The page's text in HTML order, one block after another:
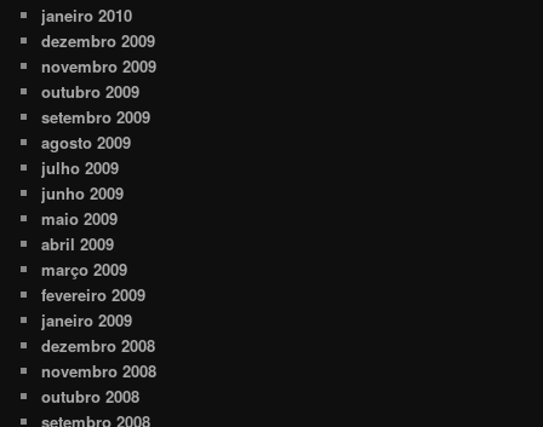
janeiro 2010
dezembro 2009
novembro 2009
outubro 2009
setembro 2009
agosto 2009
julho 2009
junho 2009
maio 2009
abril 2009
março 2009
fevereiro 2009
janeiro 2009
dezembro 2008
novembro 2008
outubro 2008
setembro 2008